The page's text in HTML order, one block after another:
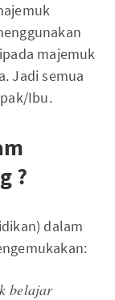
majemuk
Jadi semua
Ibu.
?
dalam
belajar